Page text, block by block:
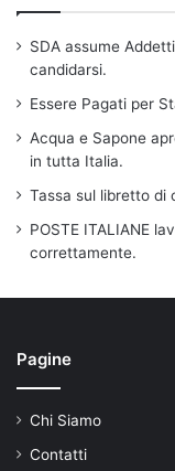
SDA assume
candidarsi.
Essere Pagati per
Acqua e Sapone
in tutta Italia.
Tassa sul libretto di
POSTE ITALIANE
correttamente.
Pagine
Chi Siamo
Contatti